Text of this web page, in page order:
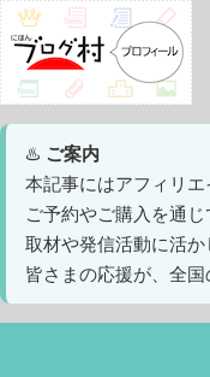
♨️ ご案内
本記事にはアフィリエ
ご予約やご購入を通
取材や発信活動に活か
皆さまの応援が、全国